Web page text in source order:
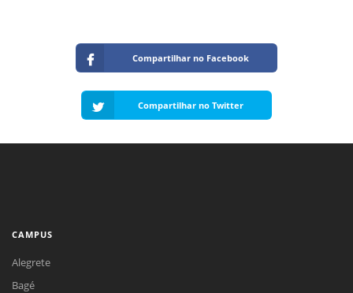
Compartilhar no Facebook
Compartilhar no Twitter
CAMPUS
Alegrete
Bagé